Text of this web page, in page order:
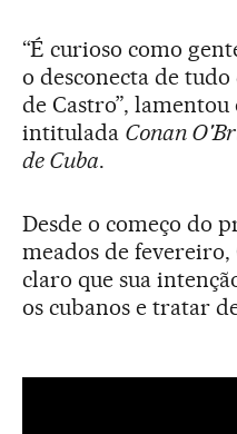
“É curioso como
o desconecta de
de Castro”,
intitulada Conan
de Cuba.
Desde o começo do
meados de
claro que sua
os cubanos e tratar